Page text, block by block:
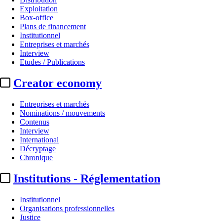
Exploitation
Box-office
Plans de financement
Institutionnel
Entreprises et marchés
Interview
Etudes / Publications
Creator economy
Entreprises et marchés
Nominations / mouvements
Contenus
Interview
International
Décryptage
Chronique
Institutions - Réglementation
Institutionnel
Organisations professionnelles
Justice